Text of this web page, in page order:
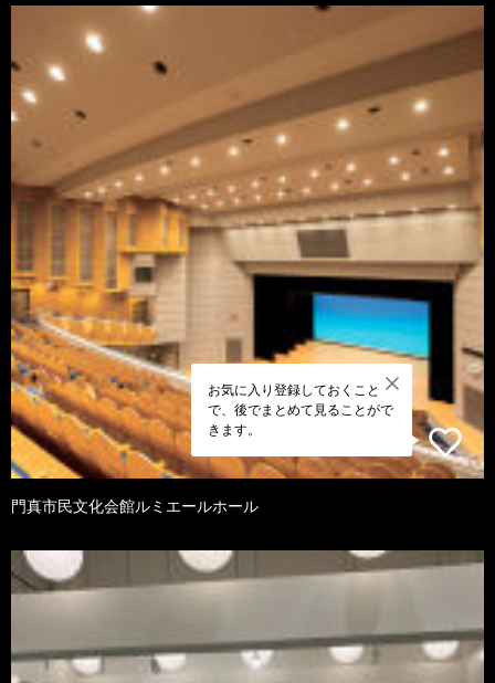
お気に入り登録しておくこと
で、後でまとめて見ることがで
きます。
門真市民文化会館ルミエールホール